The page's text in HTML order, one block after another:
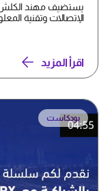
يستضيف مهند الكلش،
الإتصالات وتقنية
اقرأ المزيد
بودكاست